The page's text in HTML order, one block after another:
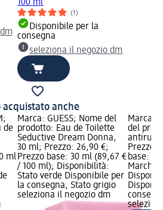
100 ml
(1)
Disponibile per la
consegna
seleziona il negozio dm
anche
de
ml
Marca: GUESS; Nome del
prodotto: Eau de Toilette
Seductive Dream Donna,
30 ml; Prezzo: 26,90 €;
Prezzo base: 30 ml (89,67 €
/ 100 ml); Disponibilità:
Stato verde Disponibile per
la consegna, Stato grigio
seleziona il negozio dm
Marca:
del
Prezzo:
base:
Marchio